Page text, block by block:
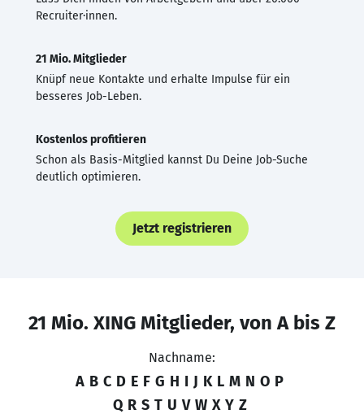
Recruiter·innen.
21 Mio. Mitglieder
Knüpf neue Kontakte und erhalte Impulse für ein
besseres Job-Leben.
Kostenlos profitieren
Schon als Basis-Mitglied kannst Du Deine Job-Suche
deutlich optimieren.
Jetzt registrieren
21 Mio. XING Mitglieder, von A bis Z
Nachname:
A B C D E F G H I J K L M N O P
Q R S T U V W X Y Z